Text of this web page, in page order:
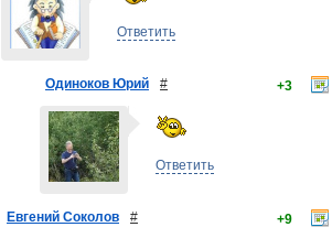
Ответить
Одиноков Юрий # +3
Ответить
Евгений Соколов # +9